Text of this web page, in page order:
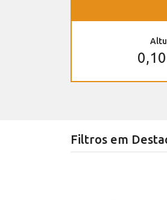
Filtros em